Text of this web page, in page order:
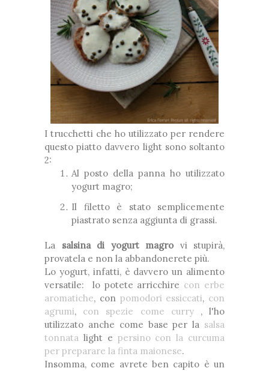
I trucchetti che ho utilizzato per rendere
questo piatto davvero light sono soltanto
2:
Al posto della panna ho utilizzato
yogurt magro;
Il filetto è stato semplicemente
piastrato senza aggiunta di grassi.
La salsina di yogurt magro vi stupirà,
provatela e non la abbandonerete più.
Lo yogurt, infatti, è davvero un alimento
versatile: lo potete arricchire con erbe
aromatiche, con pomodori essiccati, con
agrumi, con spezie come curry , l'ho
utilizzato anche come base per la salsa
tonnata light e persino con la curcuma
per preparare la finta maionese.
Insomma, come avrete ben capito è un